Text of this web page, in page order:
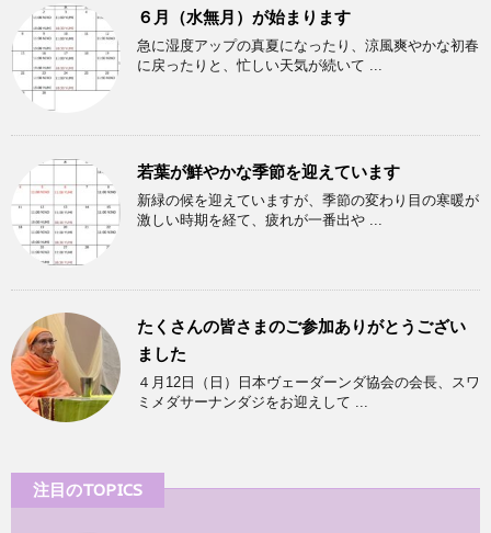
６月（水無月）が始まります
急に湿度アップの真夏になったり、涼風爽やかな初春
に戻ったりと、忙しい天気が続いて ...
若葉が鮮やかな季節を迎えています
新緑の候を迎えていますが、季節の変わり目の寒暖が
激しい時期を経て、疲れが一番出や ...
たくさんの皆さまのご参加ありがとうござい
ました
４月12日（日）日本ヴェーダーンダ協会の会長、スワ
ミメダサーナンダジをお迎えして ...
注目のTOPICS